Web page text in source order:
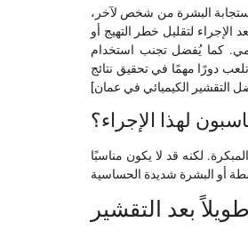
استجابة البشرة من شخص لآخر،
لتقليل خطر التهيج أو
كما يُفضل تجنب استخدام
دورًا مهمًا في تحقيق نتائج
لهذا الإجراء؟
لكنه قد لا يكون مناسبًا
بعد التقشير